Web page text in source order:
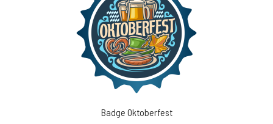
Badge Oktoberfest